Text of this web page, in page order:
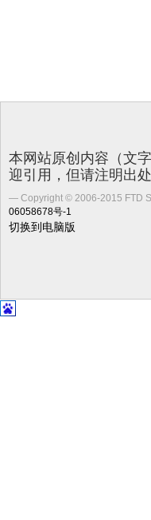
本网站原创内容（文
迎引用，但请注明出处
Copyright © 2006-2015 FTD
06058678号-1
切换到电脑版